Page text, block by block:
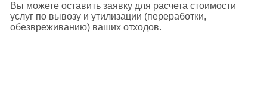
Вы можете оставить заявку для расчета стоимости
услуг по вывозу и утилизации (переработки,
обезвреживанию) ваших отходов.